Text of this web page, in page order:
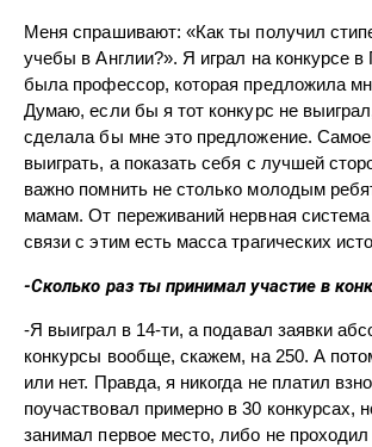
Меня спрашивают: «Как ты получил
учебы в Англии?». Я играл на конкурсе в
была профессор, которая предложила
Думаю, если бы я тот конкурс не
сделала бы мне это предложение. Самое
выиграть, а показать себя с лучшей
важно помнить не столько молодым
мамам. От переживаний нервная система
связи с этим есть масса трагических
-Сколько раз ты принимал участие в
-Я выиграл в 14-ти, а подавал заявки
конкурсы вообще, скажем, на 250. А
или нет. Правда, я никогда не платил
поучаствовал примерно в 30 конкурсах,
занимал первое место, либо не